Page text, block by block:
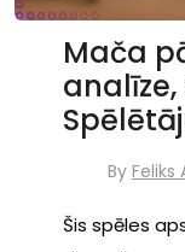
Mača
By Feliks
Šis spēles